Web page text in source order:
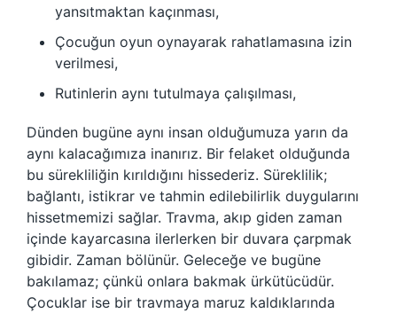
yansıtmaktan kaçınması,
Çocuğun oyun oynayarak rahatlamasına izin
verilmesi,
Rutinlerin aynı tutulmaya çalışılması,
Dünden bugüne aynı insan olduğumuza yarın da
aynı kalacağımıza inanırız. Bir felaket olduğunda
bu sürekliliğin kırıldığını hissederiz. Süreklilik;
bağlantı, istikrar ve tahmin edilebilirlik duygularını
hissetmemizi sağlar. Travma, akıp giden zaman
içinde kayarcasına ilerlerken bir duvara çarpmak
gibidir. Zaman bölünür. Geleceğe ve bugüne
bakılamaz; çünkü onlara bakmak ürkütücüdür.
Çocuklar ise bir travmaya maruz kaldıklarında